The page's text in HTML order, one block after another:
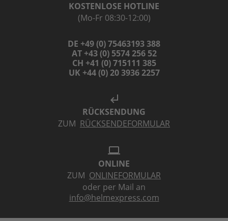
KOSTENLOSE HOTLINE
(Mo-Fr 08:30-12:00)
DE +49 (0) 75463193 388
AT +43 (0) 5574 256 52
CH +41 (0) 715111 385
UK +44 (0) 20 3936 2257
subdirectory_arrow_left
RÜCKSENDUNG
ZUM RÜCKSENDEFORMULAR
laptop
ONLINE
ZUM ONLINEFORMULAR
oder per Mail an
info@helmexpress.com